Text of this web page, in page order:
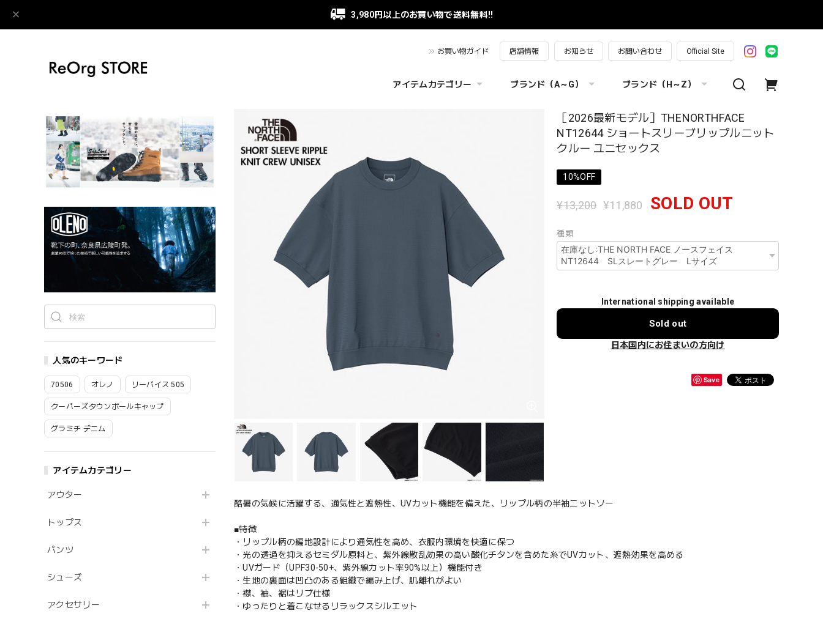
3,980円以上のお買い物で送料無料!!
お買い物ガイド 店舗情報 お知らせ お問い合わせ Official Site
アイテムカテゴリー ブランド（A～G） ブランド（H～Z）
人気のキーワード
70506 オレノ リーバイス 505
クーパーズタウンボールキャップ
グラミチ デニム
アイテムカテゴリー
アウター
トップス
パンツ
シューズ
アクセサリー
［2026最新モデル］THENORTHFACE
NT12644 ショートスリーブリップルニット
クルー ユニセックス
10%OFF
¥13,200 ¥11,880 SOLD OUT
種類
International shipping available
Sold out
日本国内にお住まいの方向け
Save
酷暑の気候に活躍する、通気性と遮熱性、UVカット機能を備えた、リップル柄の半袖ニットソー
■特徴
・リップル柄の編地設計により通気性を高め、衣服内環境を快適に保つ
・光の透過を抑えるセミダル原料と、紫外線散乱効果の高い酸化チタンを含めた糸でUVカット、遮熱効果を高める
・UVガード（UPF30-50+、紫外線カット率90%以上）機能付き
・生地の裏面は凹凸のある組織で編み上げ、肌離れがよい
・襟、袖、裾はリブ仕様
・ゆったりと着こなせるリラックスシルエット